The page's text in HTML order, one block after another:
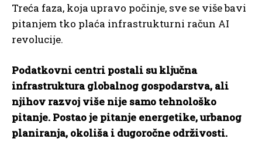
Treća faza, koja upravo počinje, sve se više bavi
pitanjem tko plaća infrastrukturni račun AI
revolucije.
Podatkovni centri postali su ključna
infrastruktura globalnog gospodarstva, ali
njihov razvoj više nije samo tehnološko
pitanje. Postao je pitanje energetike, urbanog
planiranja, okoliša i dugoročne održivosti.